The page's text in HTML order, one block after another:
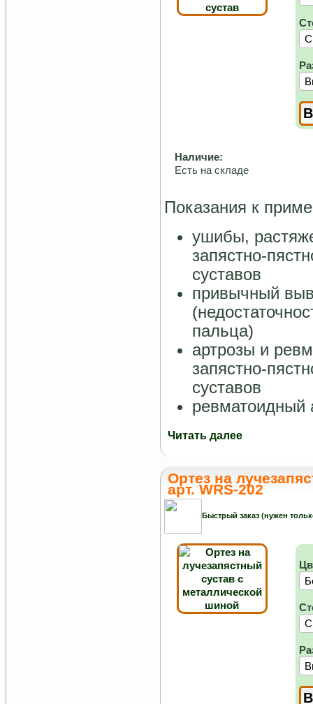
Наличие:
Есть на складе
Показания к
ушибы,
запястно-
суставов
привычный
пальца)
артрозы и
запястно-
суставов
ревматоидный
Читать далее
Ортез на
арт. WRS-202
Быстрый заказ (нужен